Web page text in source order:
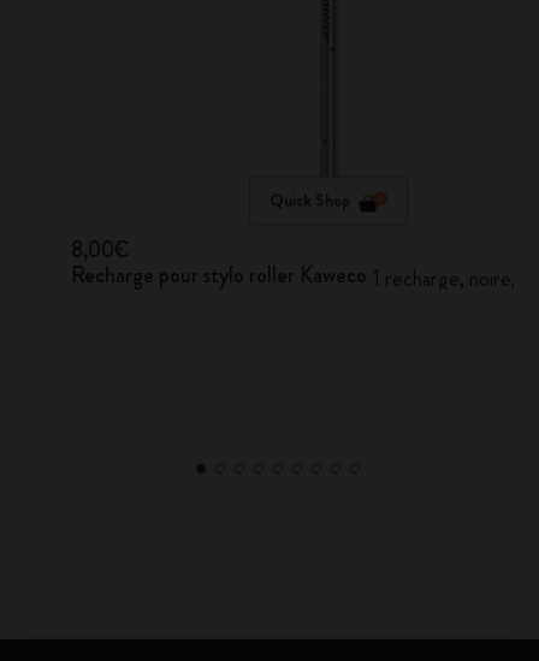
Quick Shop
8,00€
Recharge pour stylo roller Kaweco 1 recharge, noire,